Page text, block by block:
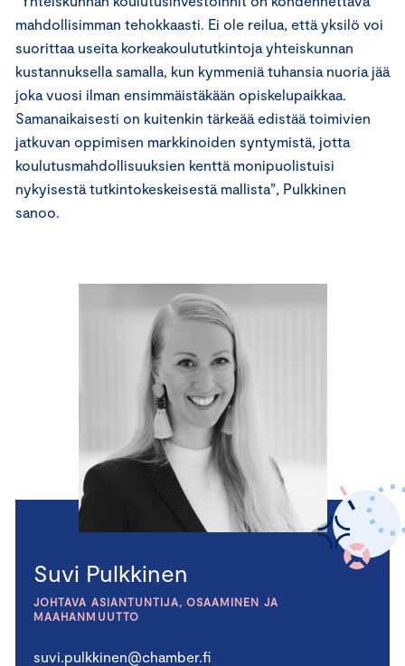
mahdollisimman tehokkaasti. Ei ole reilua, että yksilö voi
suorittaa useita korkeakoulututkintoja yhteiskunnan
kustannuksella samalla, kun kymmeniä tuhansia nuoria jää
joka vuosi ilman ensimmäistäkään opiskelupaikkaa.
Samanaikaisesti on kuitenkin tärkeää edistää toimivien
jatkuvan oppimisen markkinoiden syntymistä, jotta
koulutusmahdollisuuksien kenttä monipuolistuisi
nykyisestä tutkintokeskeisestä mallista”, Pulkkinen
sanoo.
Suvi Pulkkinen
JOHTAVA ASIANTUNTIJA, OSAAMINEN JA
MAAHANMUUTTO
suvi.pulkkinen@chamber.fi